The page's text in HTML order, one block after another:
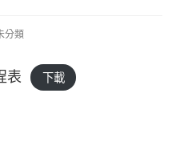
分類
表 下載